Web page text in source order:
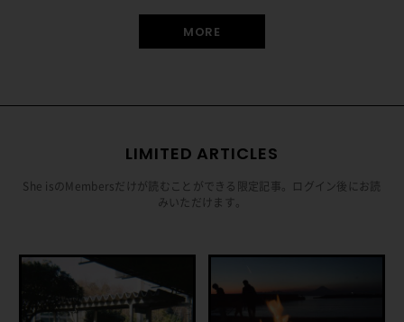
MORE
LIMITED ARTICLES
She isのMembersだけが読むことができる限定記事。ログイン後にお読
みいただけます。